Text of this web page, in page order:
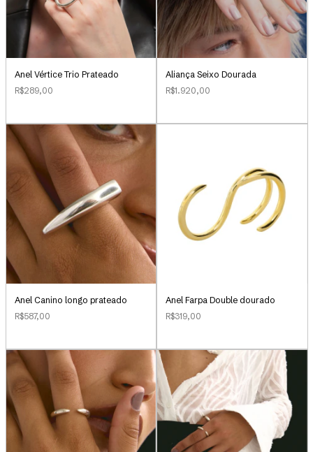
Anel Vértice Trio Prateado
R$289,00
Aliança Seixo Dourada
R$1.920,00
Anel Canino longo prateado
R$587,00
Anel Farpa Double dourado
R$319,00